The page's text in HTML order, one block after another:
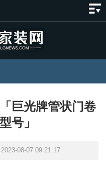
巨光牌管状门卷
号」
08-07 09:21:17